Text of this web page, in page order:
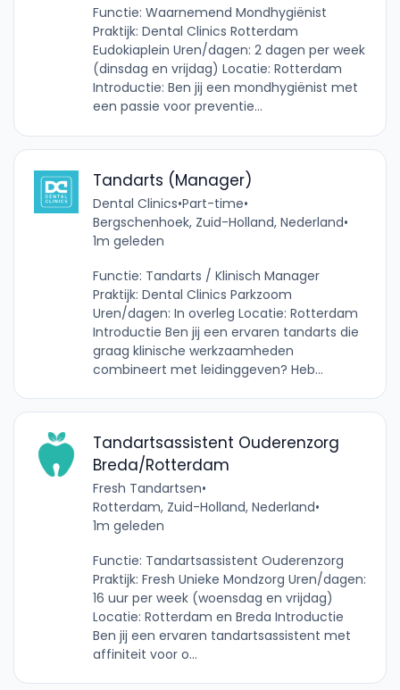
Functie: Waarnemend Mondhygiënist
Praktijk: Dental Clinics Rotterdam
Eudokiaplein Uren/dagen: 2 dagen per week
(dinsdag en vrijdag) Locatie: Rotterdam
Introductie: Ben jij een mondhygiënist met
een passie voor preventie...
Tandarts (Manager)
Dental Clinics•Part-time•
Bergschenhoek, Zuid-Holland, Nederland•
1m geleden
Functie: Tandarts / Klinisch Manager
Praktijk: Dental Clinics Parkzoom
Uren/dagen: In overleg Locatie: Rotterdam
Introductie Ben jij een ervaren tandarts die
graag klinische werkzaamheden
combineert met leidinggeven? Heb...
Tandartsassistent Ouderenzorg
Breda/Rotterdam
Fresh Tandartsen•
Rotterdam, Zuid-Holland, Nederland•
1m geleden
Functie: Tandartsassistent Ouderenzorg
Praktijk: Fresh Unieke Mondzorg Uren/dagen:
16 uur per week (woensdag en vrijdag)
Locatie: Rotterdam en Breda Introductie
Ben jij een ervaren tandartsassistent met
affiniteit voor o...